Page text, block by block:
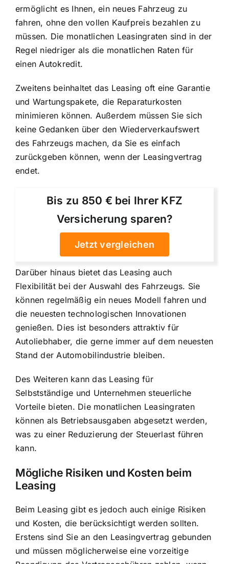
ermöglicht es Ihnen, ein neues Fahrzeug zu
fahren, ohne den vollen Kaufpreis bezahlen zu
müssen. Die monatlichen Leasingraten sind in der
Regel niedriger als die monatlichen Raten für
einen Autokredit.
Zweitens beinhaltet das Leasing oft eine Garantie
und Wartungspakete, die Reparaturkosten
minimieren können. Außerdem müssen Sie sich
keine Gedanken über den Wiederverkaufswert
des Fahrzeugs machen, da Sie es einfach
zurückgeben können, wenn der Leasingvertrag
endet.
Bis zu 850 € bei Ihrer KFZ
Versicherung sparen?
Jetzt vergleichen
Darüber hinaus bietet das Leasing auch
Flexibilität bei der Auswahl des Fahrzeugs. Sie
können regelmäßig ein neues Modell fahren und
die neuesten technologischen Innovationen
genießen. Dies ist besonders attraktiv für
Autoliebhaber, die gerne immer auf dem neuesten
Stand der Automobilindustrie bleiben.
Des Weiteren kann das Leasing für
Selbstständige und Unternehmen steuerliche
Vorteile bieten. Die monatlichen Leasingraten
können als Betriebsausgaben abgesetzt werden,
was zu einer Reduzierung der Steuerlast führen
kann.
Mögliche Risiken und Kosten beim
Leasing
Beim Leasing gibt es jedoch auch einige Risiken
und Kosten, die berücksichtigt werden sollten.
Erstens sind Sie an den Leasingvertrag gebunden
und müssen möglicherweise eine vorzeitige